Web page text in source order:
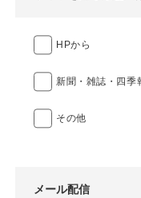
HPから
新聞・雑誌・四季
その他
メール配信